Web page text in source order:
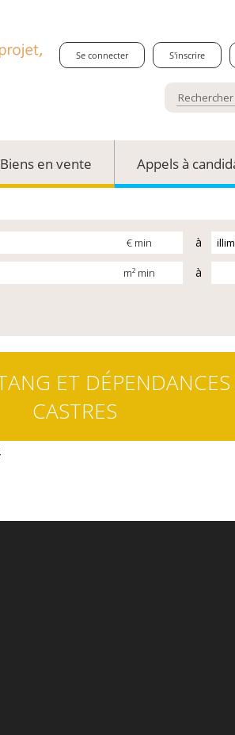
Se connecter S'inscrire
Biens en vente Appels à
€ min à
m² min à
ET
CASTRES